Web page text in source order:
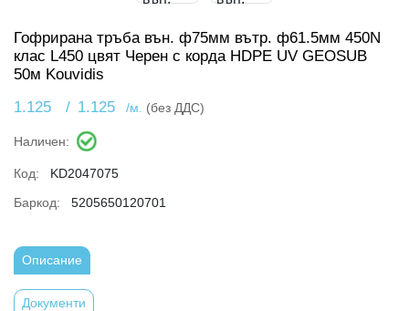
Гофрирана тръба вън. ф75мм вътр. ф61.5мм 450N
клас L450 цвят Черен с корда HDPE UV GEOSUB
50м Kouvidis
1.125
/
1.125 /м. (без ДДС)
Наличен:
Код:
KD2047075
Баркод:
5205650120701
Описание
Документи